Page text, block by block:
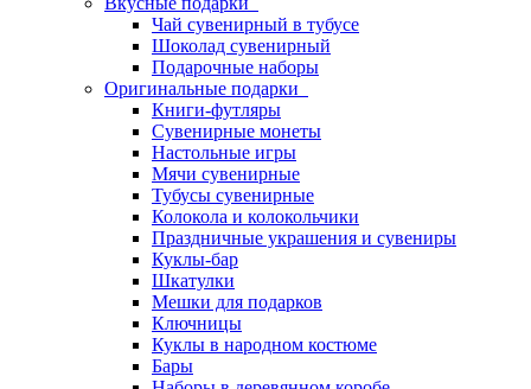
Чай сувенирный в тубусе
Шоколад сувенирный
Подарочные наборы
Оригинальные подарки
Книги-футляры
Сувенирные монеты
Настольные игры
Мячи сувенирные
Тубусы сувенирные
Колокола и колокольчики
Праздничные украшения и сувениры
Куклы-бар
Шкатулки
Мешки для подарков
Ключницы
Куклы в народном костюме
Бары